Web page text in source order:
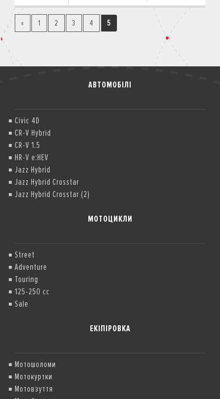
« 1 2 3 4 5
АВТОМОБІЛІ
Civic 4D
CR-V Hybrid
CR-V 1.5
HR-V e:HEV
Jazz Hybrid
Jazz Hybrid Crosstar
Jazz Hybrid Crosstar (2)
МОТОЦИКЛИ
Street
Adventure
Touring
125-250 cc
Sale
ЕКІПІРОВКА
Мотошоломи
Мотокуртки
Мотовзуття